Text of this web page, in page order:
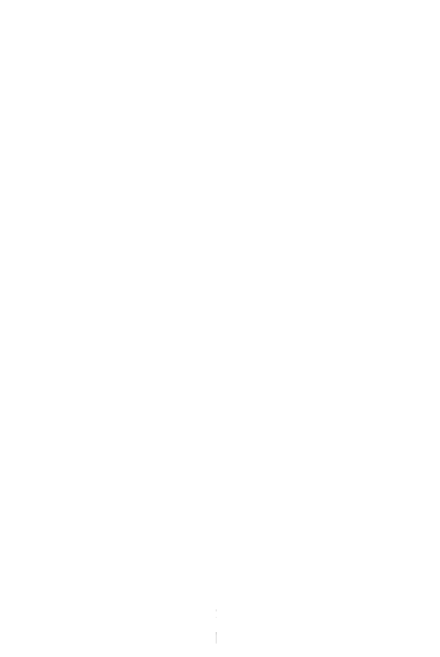
Rupture de stock